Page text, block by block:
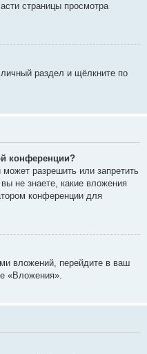
страницы просмотра
раздел и щёлкните по
конференции?
разрешить или запретить
не знаете, какие вложения
конференции для
вложений, перейдите в ваш
«Вложения».